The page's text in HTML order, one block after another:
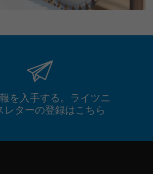
を入手する。ライツニ
レターの登録はこちら